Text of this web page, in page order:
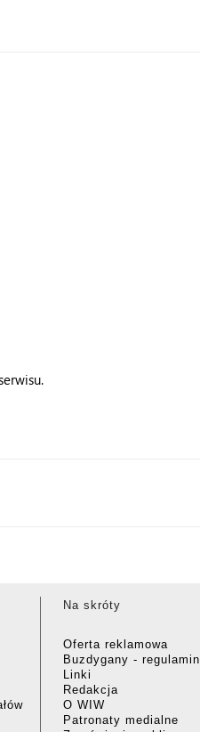
Na skróty
Oferta reklamowa
Buzdygany - regulamin
Linki
Redakcja
O WIW
Patronaty medialne